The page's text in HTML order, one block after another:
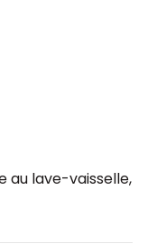
au lave-vaisselle,